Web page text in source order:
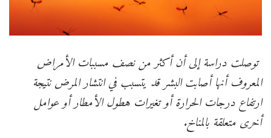
توصلت دراسة إلى أن أكثر من نصف مسببات الأمراض
المعروف أنها أصابت البشر قد يتسبب في انتشار المرض نتيجة
ارتفاع درجات الحرارة أو تغيرات هطول الأمطار أو عوامل
أخرى متعلقة بالمناخ.